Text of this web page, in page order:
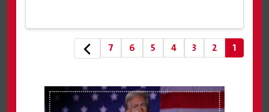
1
2
3
4
5
6
7